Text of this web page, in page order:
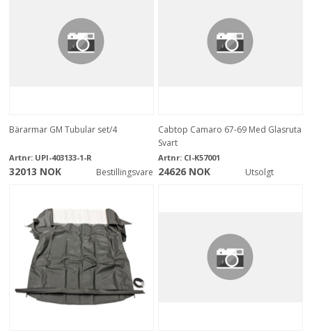
Bärarmar GM Tubular set/4
Artnr: UPI-403133-1-R
32013 NOK Bestillingsvare
Cabtop Camaro 67-69 Med Glasruta
Svart
Artnr: CI-K57001
24626 NOK Utsolgt